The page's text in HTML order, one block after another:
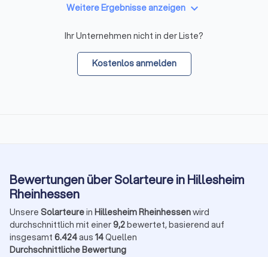
Weitere Ergebnisse anzeigen keyboard_arrow_down
Ihr Unternehmen nicht in der Liste?
Kostenlos anmelden
Bewertungen über Solarteure in Hillesheim
Rheinhessen
Unsere Solarteurein Hillesheim Rheinhessenwird
durchschnittlich mit einer9,2bewertet, basierend auf
insgesamt 6.424aus 14Quellen
Durchschnittliche Bewertung